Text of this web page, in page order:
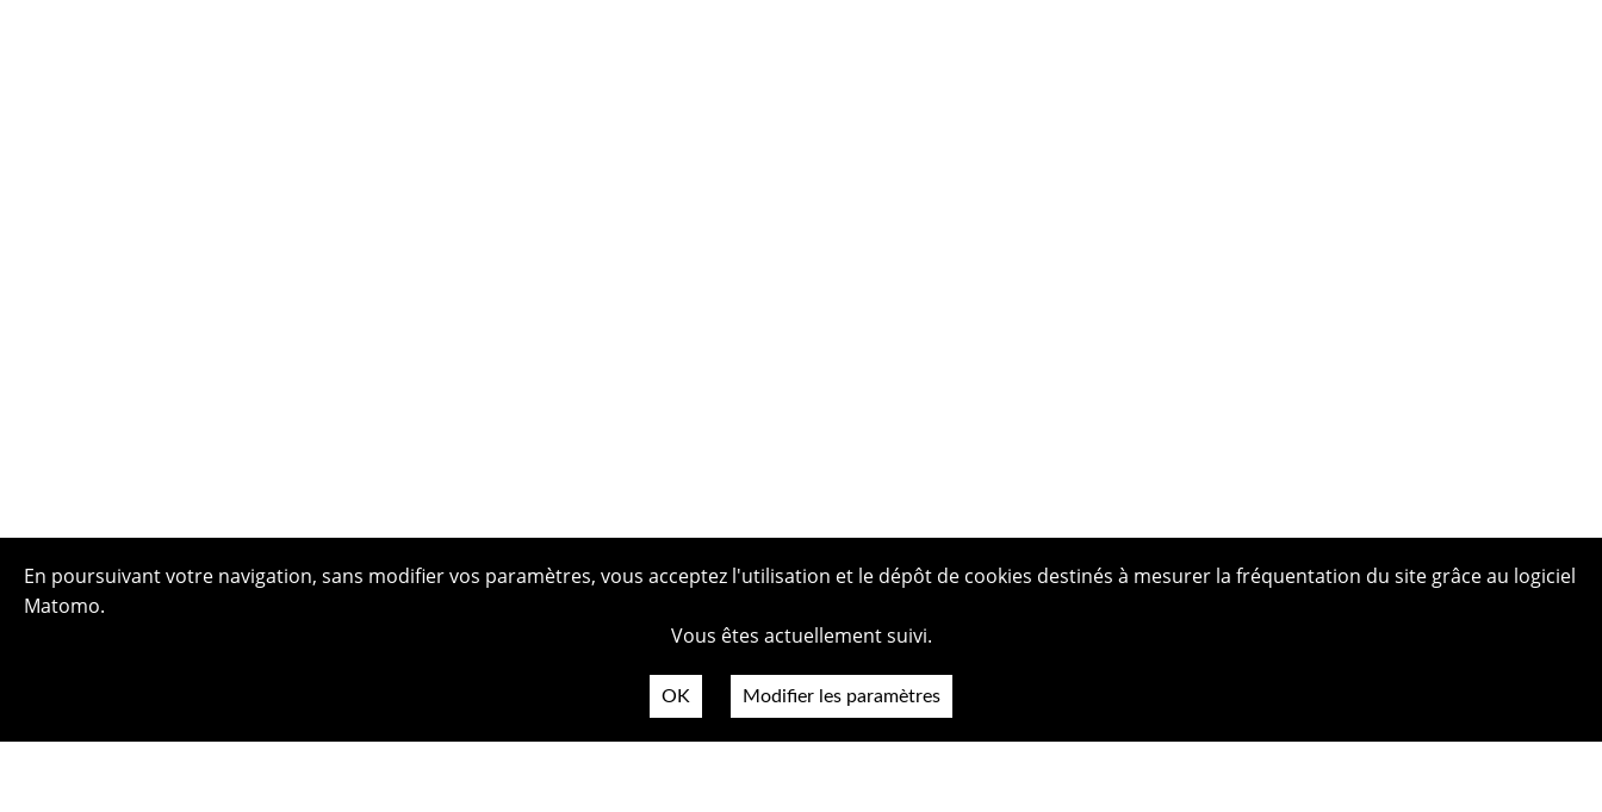
En poursuivant votre navigation, sans modifier vos paramètres, vous acceptez l'utilisation et le dépôt de cookies destinés à mesurer la fréquentation du site grâce au logiciel
Matomo.
Vous êtes actuellement suivi.
OK Modifier les paramètres